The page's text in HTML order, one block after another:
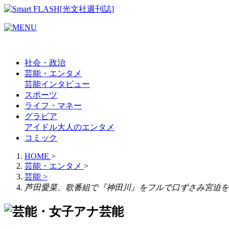
社会・政治
芸能・エンタメ
芸能インタビュー
スポーツ
ライフ・マネー
グラビア
アイドル大人のエンタメ
コミック
HOME >
芸能・エンタメ >
芸能 >
芦田愛菜、歌番組で『神田川』をフルで口ずさみ宮迫
芸能